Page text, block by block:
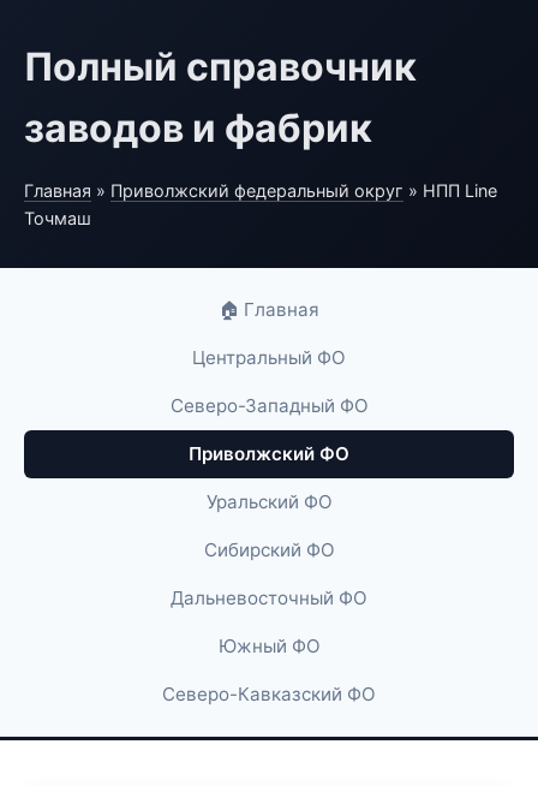
Полный справочник
заводов и фабрик
Главная » Приволжский федеральный округ » НПП Line
Точмаш
🏠 Главная
Центральный ФО
Северо-Западный ФО
Приволжский ФО
Уральский ФО
Сибирский ФО
Дальневосточный ФО
Южный ФО
Северо-Кавказский ФО